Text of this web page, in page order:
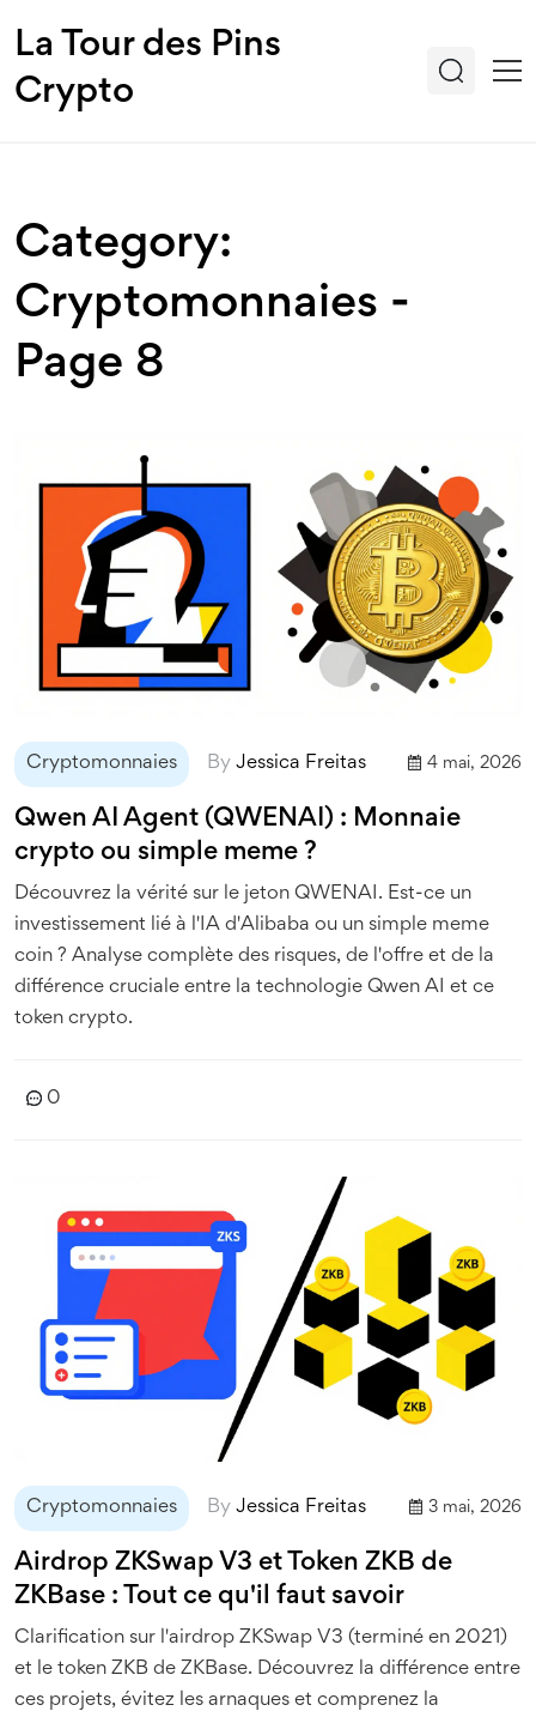
La Tour des Pins
Crypto
Category:
Cryptomonnaies -
Page 8
Cryptomonnaies By Jessica Freitas 4 mai, 2026
Qwen AI Agent (QWENAI) : Monnaie
crypto ou simple meme ?
Découvrez la vérité sur le jeton QWENAI. Est-ce un
investissement lié à l'IA d'Alibaba ou un simple meme
coin ? Analyse complète des risques, de l'offre et de la
différence cruciale entre la technologie Qwen AI et ce
token crypto.
0
Cryptomonnaies By Jessica Freitas 3 mai, 2026
Airdrop ZKSwap V3 et Token ZKB de
ZKBase : Tout ce qu'il faut savoir
Clarification sur l'airdrop ZKSwap V3 (terminé en 2021)
et le token ZKB de ZKBase. Découvrez la différence entre
ces projets, évitez les arnaques et comprenez la